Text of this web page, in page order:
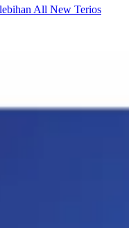
All New Terios